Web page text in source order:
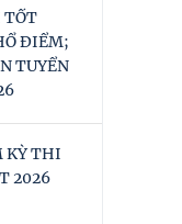
ĐIỂM;
TUYỂN
KỲ THI
2026